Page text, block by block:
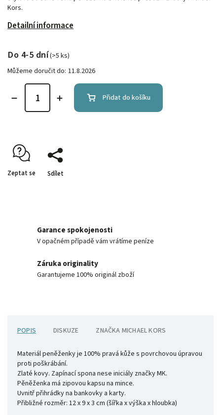
Kors.
Detailní informace
Do 4-5 dní(>5 ks)
Můžeme doručit do: 11.8.2026
Přidat do košíku
Zeptat se Sdílet
Garance spokojenosti
V opačném případě vám vrátíme peníze
Záruka originality
Garantujeme 100% originál zboží
POPIS DISKUZE ZNAČKA MICHAEL KORS
Materiál peněženky je 100% pravá kůže s povrchovou úpravou
proti poškrábání.
Zlaté kovy. Zapínací spona nese iniciály značky MK.
Pěněženka má zipovou kapsu na mince.
Uvnitř přihrádky na bankovky a karty.
Přibližné rozměr: 12 x 9 x 3 cm (šířka x výška x hloubka)